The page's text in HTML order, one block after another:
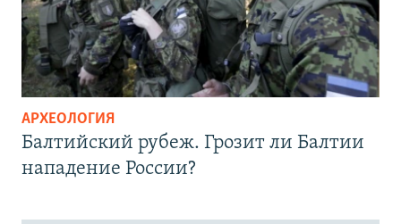
АРХЕОЛОГИЯ
Балтийский рубеж. Грозит ли Балтии
нападение России?